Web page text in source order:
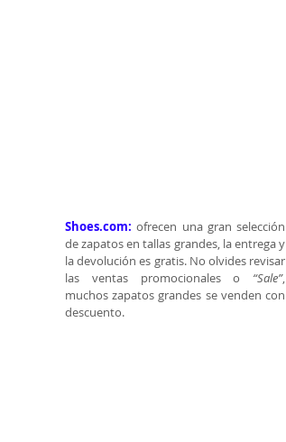
Shoes.com: ofrecen una gran selección
de zapatos en tallas grandes, la entrega y
la devolución es gratis. No olvides revisar
las ventas promocionales o “Sale”,
muchos zapatos grandes se venden con
descuento.